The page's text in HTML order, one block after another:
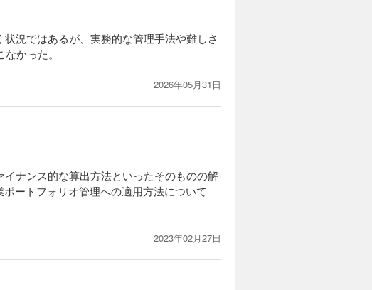
況ではあるが、実務的な管理手法や難しさ
かった。
2026年05月31日
ナンス的な算出方法といったそのものの解
ートフォリオ管理への適用方法について
2023年02月27日